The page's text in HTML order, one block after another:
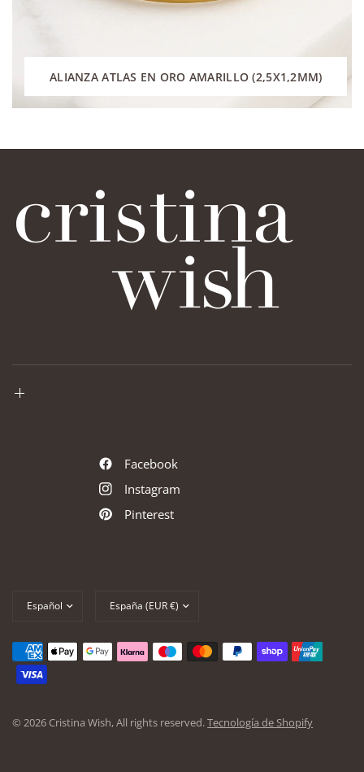
ALIANZA ATLAS EN ORO AMARILLO (2,5X1,2MM)
Facebook
Instagram
Pinterest
país/región
país/región
© 2026 Cristina Wish, All rights reserved.Tecnología de Shopify